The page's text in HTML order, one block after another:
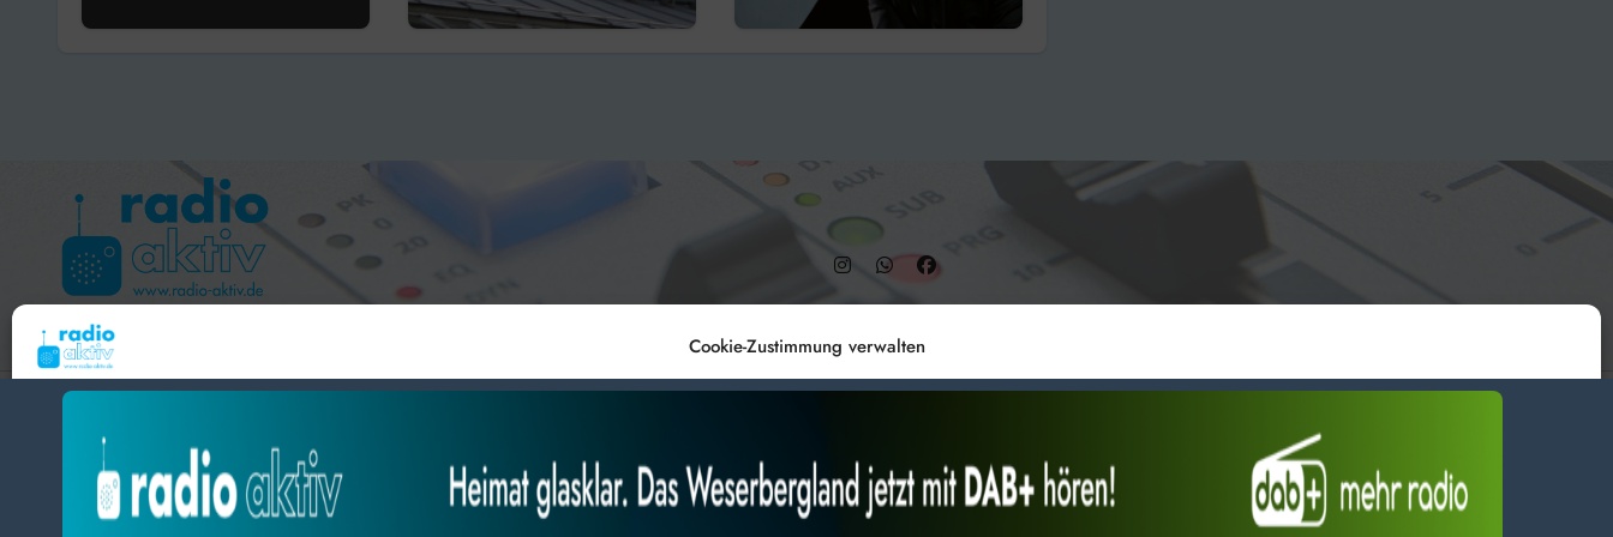
Cookie-Zustimmung verwalten
zustimmst, können wir Daten wie das Surfverhalten oder eindeutige IDs auf dieser Website
verarbeiten. Wenn du deine Zustimmung nicht erteilst oder zurückziehst, können bestimmte Merkmale
und Funktionen beeinträchtigt werden.
Kurstadt
Hameln 99.3 – Bad Pyrmont 94.8 – Bad Münder 107.2 – DAB+ 9C
BlogDatabyThemeansar.